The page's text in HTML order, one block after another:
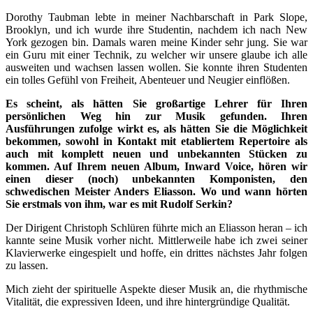
Dorothy Taubman lebte in meiner Nachbarschaft in Park Slope,
Brooklyn, und ich wurde ihre Studentin, nachdem ich nach New
York gezogen bin. Damals waren meine Kinder sehr jung. Sie war
ein Guru mit einer Technik, zu welcher wir unsere glaube ich alle
ausweiten und wachsen lassen wollen. Sie konnte ihren Studenten
ein tolles Gefühl von Freiheit, Abenteuer und Neugier einflößen.
Es scheint, als hätten Sie großartige Lehrer für Ihren
persönlichen Weg hin zur Musik gefunden. Ihren
Ausführungen zufolge wirkt es, als hätten Sie die Möglichkeit
bekommen, sowohl in Kontakt mit etabliertem Repertoire als
auch mit komplett neuen und unbekannten Stücken zu
kommen. Auf Ihrem neuen Album, Inward Voice, hören wir
einen dieser (noch) unbekannten Komponisten, den
schwedischen Meister Anders Eliasson. Wo und wann hörten
Sie erstmals von ihm, war es mit Rudolf Serkin?
Der Dirigent Christoph Schlüren führte mich an Eliasson heran – ich
kannte seine Musik vorher nicht. Mittlerweile habe ich zwei seiner
Klavierwerke eingespielt und hoffe, ein drittes nächstes Jahr folgen
zu lassen.
Mich zieht der spirituelle Aspekte dieser Musik an, die rhythmische
Vitalität, die expressiven Ideen, und ihre hintergründige Qualität.